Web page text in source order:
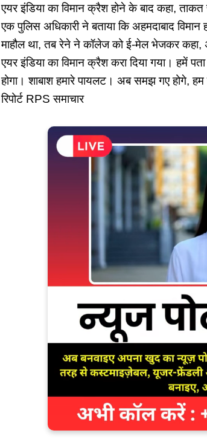
एयर इंडिया का विमान क्रैश होने के बाद कहा,
एक पुलिस अधिकारी ने बताया कि अहमदाबाद
माहौल था, तब रेने ने कॉलेज को ई-मेल भेजकर
एयर इंडिया का विमान क्रैश करा दिया गया। हमें
होगा। शाबाश हमारे पायलट। अब समझ गए होगे,
रिपोर्ट RPS समाचार